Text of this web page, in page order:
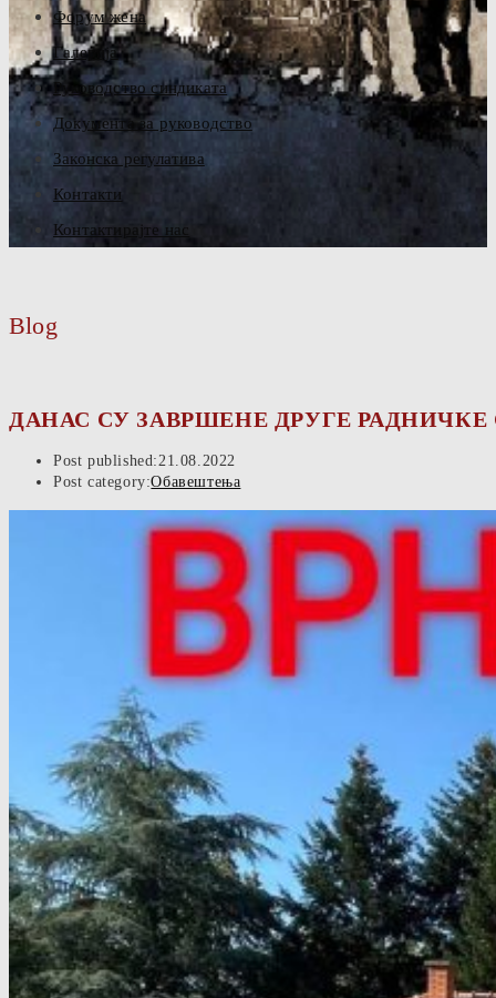
Форум жена
Галерија
Руководство синдиката
Документа за руководство
Законска регулатива
Контакти
Контактирајте нас
Blog
ДАНАС СУ ЗАВРШЕНЕ ДРУГЕ
Post published:21.08.2022
Post category:Обавештења